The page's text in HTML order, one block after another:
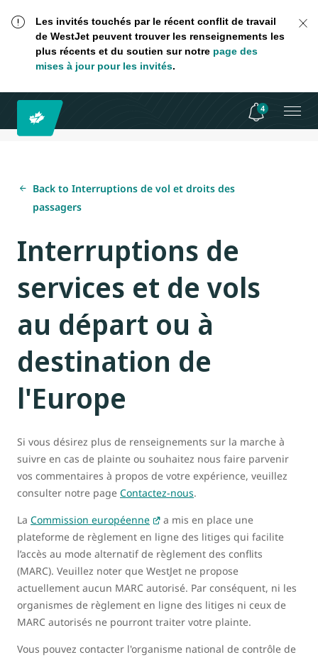
Les invités touchés par le récent conflit de travail
de WestJet peuvent trouver les renseignements les
plus récents et du soutien sur notre page des
mises à jour pour les invités.
4
Back to Interruptions de vol et droits des
passagers
Interruptions de
services et de vols
au départ ou à
destination de
l'Europe
Si vous désirez plus de renseignements sur la marche à
suivre en cas de plainte ou souhaitez nous faire parvenir
vos commentaires à propos de votre expérience, veuillez
consulter notre page Contactez-nous.
La Commission européenne
a mis en place une
plateforme de règlement en ligne des litiges qui facilite
l’accès au mode alternatif de règlement des conflits
(MARC). Veuillez noter que WestJet ne propose
actuellement aucun MARC autorisé. Par conséquent, ni les
organismes de règlement en ligne des litiges ni ceux de
MARC autorisés ne pourront traiter votre plainte.
Vous pouvez contacter l'organisme national de contrôle de